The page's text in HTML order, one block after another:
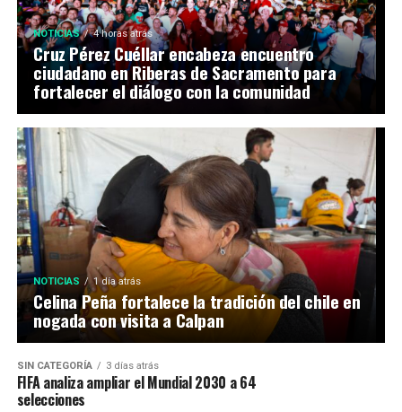
NOTICIAS 4 horas atrás
Cruz Pérez Cuéllar encabeza encuentro
ciudadano en Riberas de Sacramento para
fortalecer el diálogo con la comunidad
NOTICIAS 1 día atrás
Celina Peña fortalece la tradición del chile en
nogada con visita a Calpan
SIN CATEGORÍA 3 días atrás
FIFA analiza ampliar el Mundial 2030 a 64
selecciones